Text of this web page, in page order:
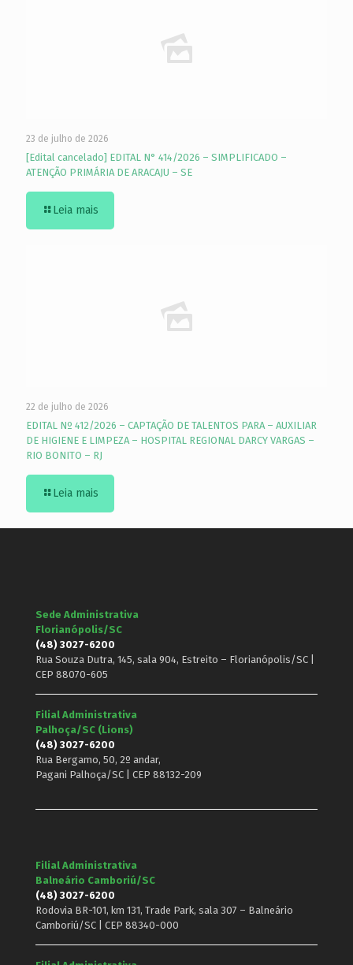
23 de julho de 2026
[Edital cancelado] EDITAL N° 414/2026 – SIMPLIFICADO –
ATENÇÃO PRIMÁRIA DE ARACAJU – SE
Leia mais
22 de julho de 2026
EDITAL Nº 412/2026 – CAPTAÇÃO DE TALENTOS PARA – AUXILIAR
DE HIGIENE E LIMPEZA – HOSPITAL REGIONAL DARCY VARGAS –
RIO BONITO – RJ
Leia mais
Sede Administrativa
Florianópolis/SC
(48) 3027-6200
Rua Souza Dutra, 145, sala 904, Estreito – Florianópolis/SC |
CEP 88070-605
Filial Administrativa
Palhoça/SC (Lions)
(48) 3027-6200
Rua Bergamo, 50, 2º andar,
Pagani Palhoça/SC | CEP 88132-209
Filial Administrativa
Balneário Camboriú/SC
(48) 3027-6200
Rodovia BR-101, km 131, Trade Park, sala 307 – Balneário
Camboriú/SC | CEP 88340-000